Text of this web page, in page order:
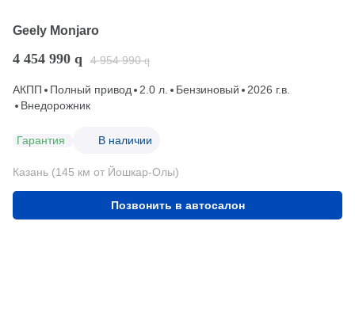
Geely Monjaro
4 454 990 q 4 954 990 q
АКПП Полный привод 2.0 л. Бензиновый
2026 г.в.
Внедорожник
Гарантия В наличии
Казань (145 км от Йошкар-Олы)
Позвонить в автосалон